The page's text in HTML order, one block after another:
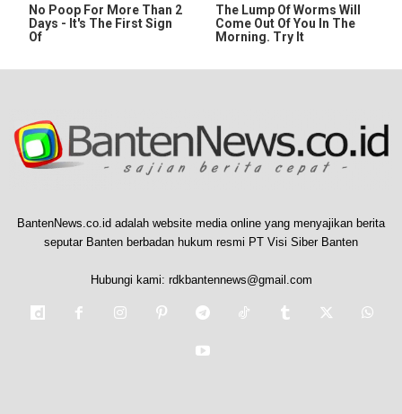
No Poop For More Than 2
Days - It's The First Sign
Of
The Lump Of Worms Will
Come Out Of You In The
Morning. Try It
BantenNews.co.id adalah website media online yang menyajikan berita
seputar Banten berbadan hukum resmi PT Visi Siber Banten
Hubungi kami: rdkbantennews@gmail.com